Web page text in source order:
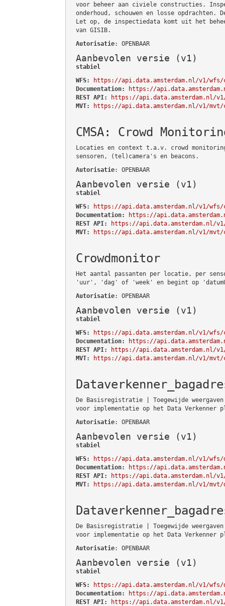
voor beheer aan civiele constructies.
onderhoud, schouwen en losse opdrachten.
Let op, de inspectiedata komt uit het
van GISIB.
Autorisatie: OPENBAAR
Aanbevolen versie (v1)
stabiel
WFS:
https://api.data.amsterdam.nl/v1/
Documentation:
https://
REST API:
https://api.data.amsterdam.nl/
MVT:
https://api.data.amsterdam.nl/v1/
CMSA: Crowd
Locaties en context t.a.v. crowd
sensoren, (tel)camera's en beacons.
Autorisatie: OPENBAAR
Aanbevolen versie (v1)
stabiel
WFS:
https://api.data.amsterdam.nl/v1/wfs/
Documentation:
https://
REST API:
https://api.data.amsterdam.nl/v1/
MVT:
https://api.data.amsterdam.nl/v1/mvt/
Crowdmonitor
Het aantal passanten per locatie, per
'uur', 'dag' of 'week' en begint op
Autorisatie: OPENBAAR
Aanbevolen versie (v1)
stabiel
WFS:
https://api.data.amsterdam.nl/v1/wfs/
Documentation:
https://
REST API:
https://api.data.amsterdam.nl/
MVT:
https://api.data.amsterdam.nl/v1/mvt/
De Basisregistratie | Toegewijde
voor implementatie op het Data Verkenner
Autorisatie: OPENBAAR
Aanbevolen versie (v1)
stabiel
WFS:
https://api.data.amsterdam.nl/v1/wfs/
Documentation:
https://
REST API:
https://api.data.amsterdam.nl/
MVT:
https://api.data.amsterdam.nl/v1/mvt/
De Basisregistratie | Toegewijde
voor implementatie op het Data Verkenner
Autorisatie: OPENBAAR
Aanbevolen versie (v1)
stabiel
WFS:
https://api.data.amsterdam.nl/v1/wfs/
Documentation:
https://
REST API:
https://api.data.amsterdam.nl/